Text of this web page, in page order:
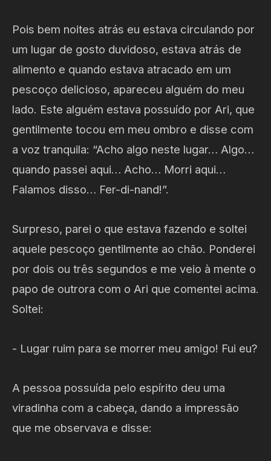
Pois bem noites atrás eu estava circulando por
um lugar de gosto duvidoso, estava atrás de
alimento e quando estava atracado em um
pescoço delicioso, apareceu alguém do meu
lado. Este alguém estava possuído por Ari, que
gentilmente tocou em meu ombro e disse com
a voz tranquila: “Acho algo neste lugar… Algo…
quando passei aqui… Acho… Morri aqui…
Falamos disso… Fer-di-nand!”.
Surpreso, parei o que estava fazendo e soltei
aquele pescoço gentilmente ao chão. Ponderei
por dois ou três segundos e me veio à mente o
papo de outrora com o Ari que comentei acima.
Soltei:
- Lugar ruim para se morrer meu amigo! Fui eu?
A pessoa possuída pelo espírito deu uma
viradinha com a cabeça, dando a impressão
que me observava e disse: